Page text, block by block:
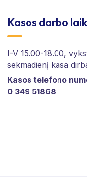
Kasos darbo
I-V 15.00-18.00,
sekmadienį kasa
Kasos telefono
0 349 51868